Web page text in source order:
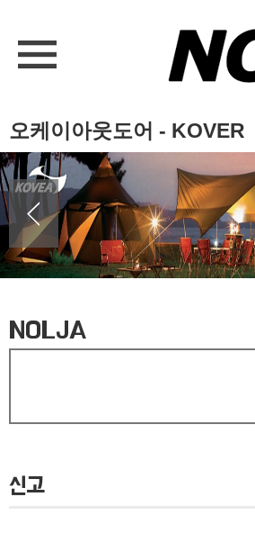
오케이아웃도어 - KOVER
NOLJA
신고